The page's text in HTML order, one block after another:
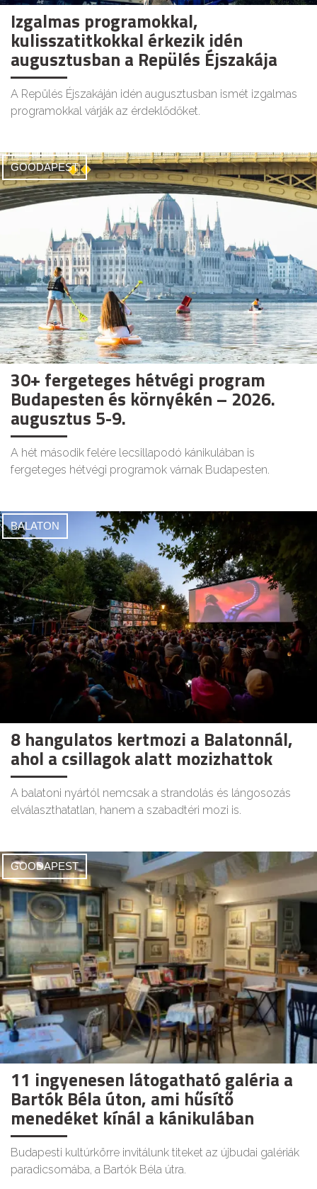
Izgalmas programokkal,
kulisszatitkokkal érkezik idén
augusztusban a Repülés Éjszakája
A Repülés Éjszakáján idén augusztusban ismét izgalmas
programokkal várják az érdeklődőket.
GOODAPEST
30+ fergeteges hétvégi program
Budapesten és környékén – 2026.
augusztus 5-9.
A hét második felére lecsillapodó kánikulában is
fergeteges hétvégi programok várnak Budapesten.
BALATON
8 hangulatos kertmozi a Balatonnál,
ahol a csillagok alatt mozizhattok
A balatoni nyártól nemcsak a strandolás és lángosozás
elválaszthatatlan, hanem a szabadtéri mozi is.
GOODAPEST
11 ingyenesen látogatható galéria a
Bartók Béla úton, ami hűsítő
menedéket kínál a kánikulában
Budapesti kultúrkörre invitálunk titeket az újbudai galériák
paradicsomába, a Bartók Béla útra.